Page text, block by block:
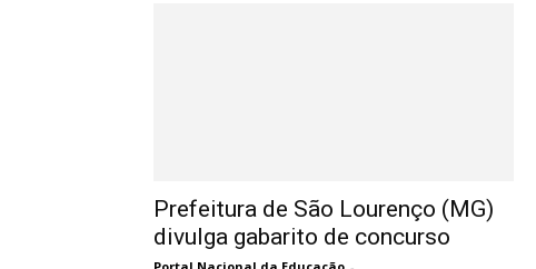
Prefeitura de São Lourenço (MG)
divulga gabarito de concurso